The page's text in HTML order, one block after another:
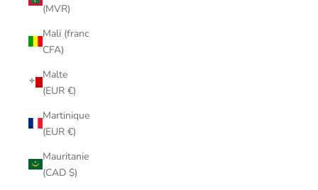
(MVR)
Mali (franc
CFA)
Malte
(EUR €)
Martinique
(EUR €)
Mauritanie
(CAD $)